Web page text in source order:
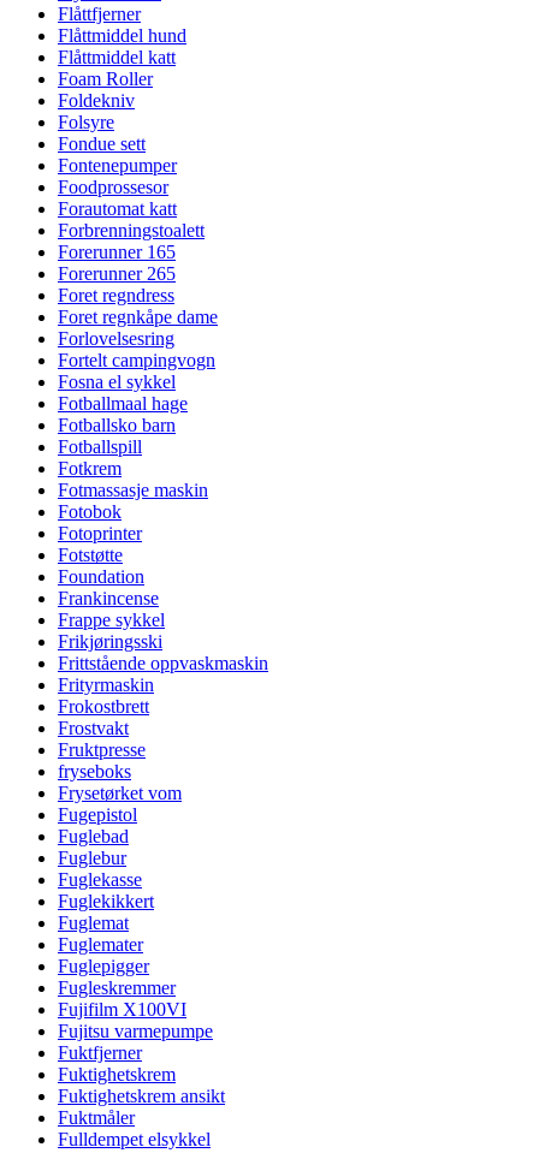
Flåttfjerner
Flåttmiddel hund
Flåttmiddel katt
Foam Roller
Foldekniv
Folsyre
Fondue sett
Fontenepumper
Foodprossesor
Forautomat katt
Forbrenningstoalett
Forerunner 165
Forerunner 265
Foret regndress
Foret regnkåpe dame
Forlovelsesring
Fortelt campingvogn
Fosna el sykkel
Fotballmaal hage
Fotballsko barn
Fotballspill
Fotkrem
Fotmassasje maskin
Fotobok
Fotoprinter
Fotstøtte
Foundation
Frankincense
Frappe sykkel
Frikjøringsski
Frittstående oppvaskmaskin
Frityrmaskin
Frokostbrett
Frostvakt
Fruktpresse
fryseboks
Frysetørket vom
Fugepistol
Fuglebad
Fuglebur
Fuglekasse
Fuglekikkert
Fuglemat
Fuglemater
Fuglepigger
Fugleskremmer
Fujifilm X100VI
Fujitsu varmepumpe
Fuktfjerner
Fuktighetskrem
Fuktighetskrem ansikt
Fuktmåler
Fulldempet elsykkel